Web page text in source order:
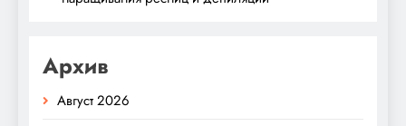
Архив
Август 2026